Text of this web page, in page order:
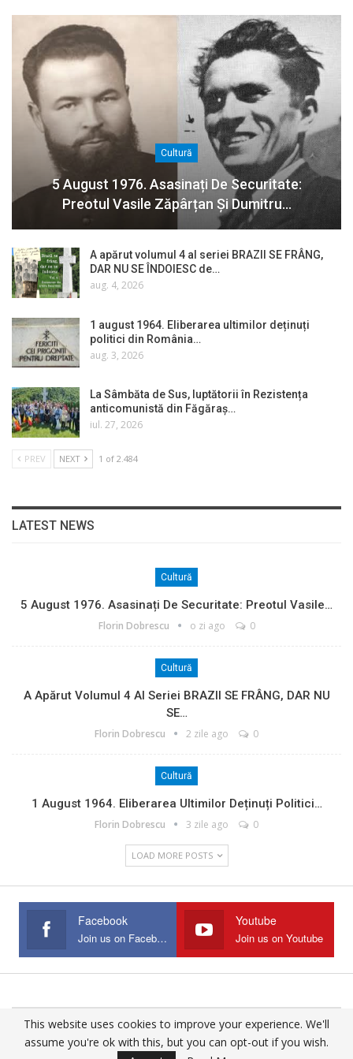
Cultură
5 August 1976. Asasinați De Securitate:
Preotul Vasile Zăpârțan Și Dumitru…
A apărut volumul 4 al seriei BRAZII SE FRÂNG,
DAR NU SE ÎNDOIESC de…
aug. 4, 2026
1 august 1964. Eliberarea ultimilor deținuți
politici din România…
aug. 3, 2026
La Sâmbăta de Sus, luptătorii în Rezistența
anticomunistă din Făgăraș…
iul. 27, 2026
PREV NEXT 1 of 2.484
LATEST NEWS
Cultură
5 August 1976. Asasinați De Securitate: Preotul Vasile…
Florin Dobrescu o zi ago 0
Cultură
A Apărut Volumul 4 Al Seriei BRAZII SE FRÂNG, DAR NU
SE…
Florin Dobrescu 2 zile ago 0
Cultură
1 August 1964. Eliberarea Ultimilor Deținuți Politici…
Florin Dobrescu 3 zile ago 0
LOAD MORE POSTS
Facebook
Join us on Facebook
Youtube
Join us on Youtube
© 2025 - All Rights Reserved.
Website Design:
This website uses cookies to improve your experience. We'll
assume you're ok with this, but you can opt-out if you wish.